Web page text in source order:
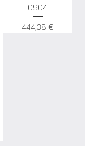
0904
Цена
444,38 €